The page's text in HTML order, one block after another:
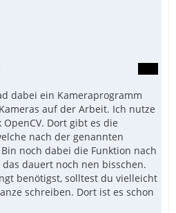
dabei ein Kameraprogramm
auf der Arbeit. Ich nutze
Dort gibt es die
nach der genannten
noch dabei die Funktion nach
dauert noch nen bisschen.
benötigst, solltest du vielleicht
schreiben. Dort ist es schon